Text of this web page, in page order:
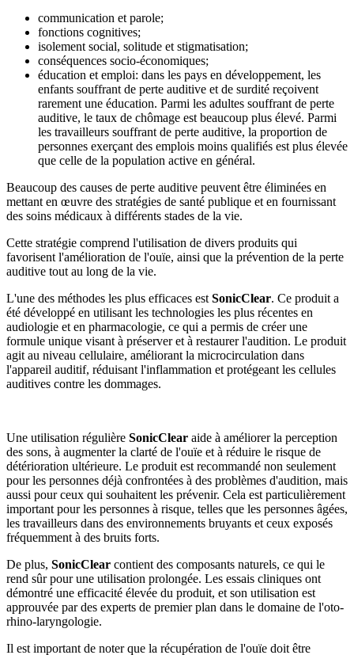
communication et parole;
fonctions cognitives;
isolement social, solitude et stigmatisation;
conséquences socio-économiques;
éducation et emploi: dans les pays en développement, les
enfants souffrant de perte auditive et de surdité reçoivent
rarement une éducation. Parmi les adultes souffrant de perte
auditive, le taux de chômage est beaucoup plus élevé. Parmi
les travailleurs souffrant de perte auditive, la proportion de
personnes exerçant des emplois moins qualifiés est plus élevée
que celle de la population active en général.
Beaucoup des causes de perte auditive peuvent être éliminées en
mettant en œuvre des stratégies de santé publique et en fournissant
des soins médicaux à différents stades de la vie.
Cette stratégie comprend l'utilisation de divers produits qui
favorisent l'amélioration de l'ouïe, ainsi que la prévention de la perte
auditive tout au long de la vie.
L'une des méthodes les plus efficaces est SonicClear. Ce produit a
été développé en utilisant les technologies les plus récentes en
audiologie et en pharmacologie, ce qui a permis de créer une
formule unique visant à préserver et à restaurer l'audition. Le produit
agit au niveau cellulaire, améliorant la microcirculation dans
l'appareil auditif, réduisant l'inflammation et protégeant les cellules
auditives contre les dommages.
Une utilisation régulière SonicClear aide à améliorer la perception
des sons, à augmenter la clarté de l'ouïe et à réduire le risque de
détérioration ultérieure. Le produit est recommandé non seulement
pour les personnes déjà confrontées à des problèmes d'audition, mais
aussi pour ceux qui souhaitent les prévenir. Cela est particulièrement
important pour les personnes à risque, telles que les personnes âgées,
les travailleurs dans des environnements bruyants et ceux exposés
fréquemment à des bruits forts.
De plus, SonicClear contient des composants naturels, ce qui le
rend sûr pour une utilisation prolongée. Les essais cliniques ont
démontré une efficacité élevée du produit, et son utilisation est
approuvée par des experts de premier plan dans le domaine de l'oto-
rhino-laryngologie.
Il est important de noter que la récupération de l'ouïe doit être